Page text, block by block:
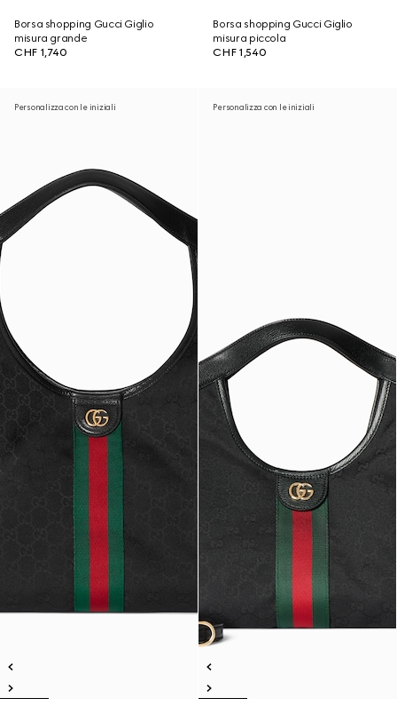
Borsa shopping Gucci Giglio
misura grande
CHF 1,740
Borsa shopping Gucci Giglio
misura piccola
CHF 1,540
Personalizza con le iniziali Personalizza con le iniziali